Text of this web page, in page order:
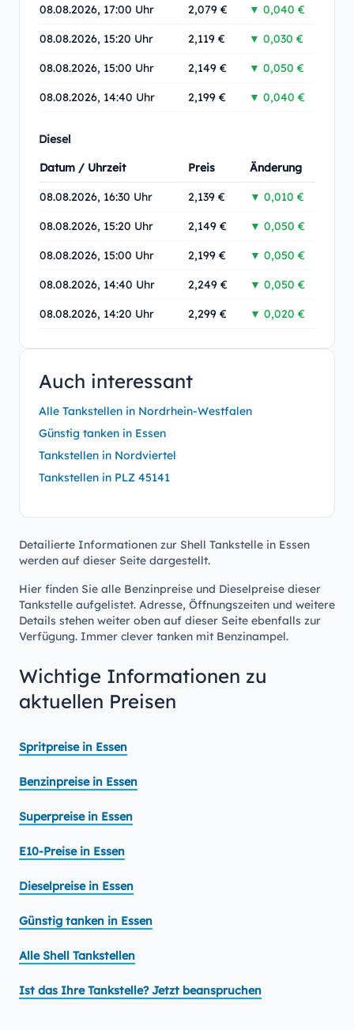
08.08.2026, 17:00 Uhr 2,079 € ▼ 0,040 €
08.08.2026, 15:20 Uhr 2,119 € ▼ 0,030 €
08.08.2026, 15:00 Uhr 2,149 € ▼ 0,050 €
08.08.2026, 14:40 Uhr 2,199 € ▼ 0,040 €
Diesel
Datum / Uhrzeit
Preis Änderung
08.08.2026, 16:30 Uhr 2,139 € ▼ 0,010 €
08.08.2026, 15:20 Uhr 2,149 € ▼ 0,050 €
08.08.2026, 15:00 Uhr 2,199 € ▼ 0,050 €
08.08.2026, 14:40 Uhr 2,249 € ▼ 0,050 €
08.08.2026, 14:20 Uhr 2,299 € ▼ 0,020 €
Auch interessant
Alle Tankstellen in Nordrhein-Westfalen
Günstig tanken in Essen
Tankstellen in Nordviertel
Tankstellen in PLZ 45141
Detailierte Informationen zur Shell Tankstelle in Essen
werden auf dieser Seite dargestellt.
Hier finden Sie alle Benzinpreise und Dieselpreise dieser
Tankstelle aufgelistet. Adresse, Öffnungszeiten und weitere
Details stehen weiter oben auf dieser Seite ebenfalls zur
Verfügung. Immer clever tanken mit Benzinampel.
Wichtige Informationen zu
aktuellen Preisen
Spritpreise in Essen
Benzinpreise in Essen
Superpreise in Essen
E10-Preise in Essen
Dieselpreise in Essen
Günstig tanken in Essen
Alle Shell Tankstellen
Ist das Ihre Tankstelle? Jetzt beanspruchen